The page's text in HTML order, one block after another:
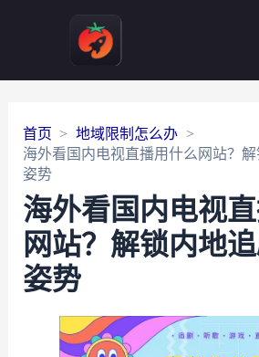
首页
地域限制怎么办
海外看国内电视直播用什么网站？
姿势
海外看国内电视
网站？解锁内地
姿势